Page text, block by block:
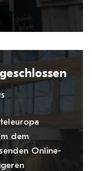
dem
Online-